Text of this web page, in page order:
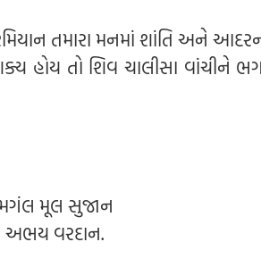
તમારા મનમાં શાંતિ અને
હોય તો શિવ ચાલીસા વાંચીને
મૂલ સુજાન
અભય વરદાન.